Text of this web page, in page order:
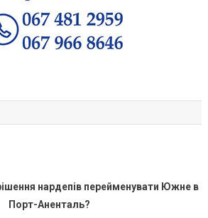
нардепів перейменувати Южне в
Порт-Аненталь?